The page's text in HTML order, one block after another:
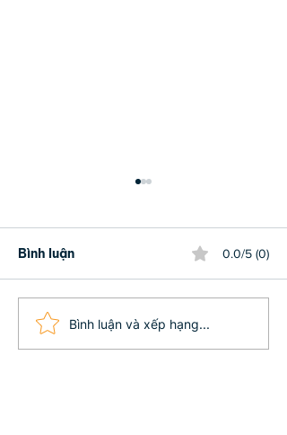
7 DẤU HIỆU BẠN ĐƯỢC
THẦN PHẬT CHE CHỞ -
Bình luận 0.0/5 (0)
Bình luận và xếp hạng...